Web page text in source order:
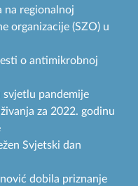
na regionalnoj
organizacije (SZO) u
o antimikrobnoj
pandemije
za 2022. godinu
Svjetski dan
dobila priznanje